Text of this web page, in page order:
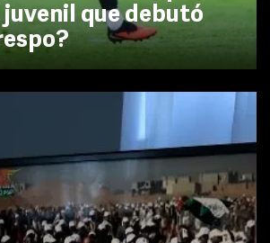
que debutó